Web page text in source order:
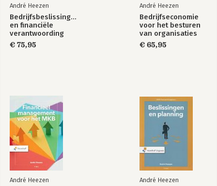
Bekijk alle boeken
André Heezen
Bedrijfsbeslissingen
en financiële
verantwoording
€ 75,95
André Heezen
Bedrijfseconomie
voor het besturen
van organisaties
€ 65,95
André Heezen André Heezen